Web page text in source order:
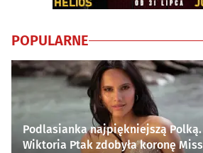
POPULARNE
Podlasianka najpiękniejszą Polką.
Wiktoria Ptak zdobyła koronę Miss